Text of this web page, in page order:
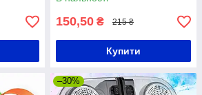
Петличка
150,50 ₴ 215 ₴
Купити
–30%